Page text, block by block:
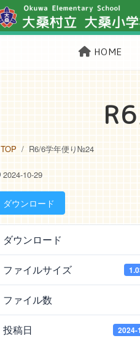
HOME
TOP R6/6学年便り№24
2024-10-29
ダウンロード
ダウンロード
ファイルサイズ
ファイル数
投稿日 2024-